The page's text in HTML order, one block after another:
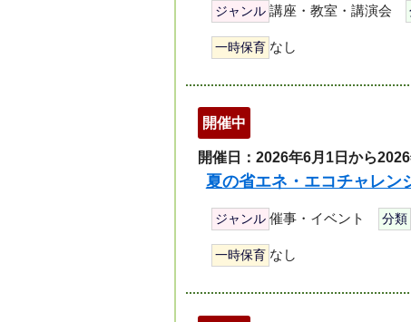
ジャンル 講座・教室・講演会
一時保育 なし
開催中
開催日：2026年6月1日から
夏の省エネ・エコチャレン
ジャンル 催事・イベント 分類
一時保育 なし